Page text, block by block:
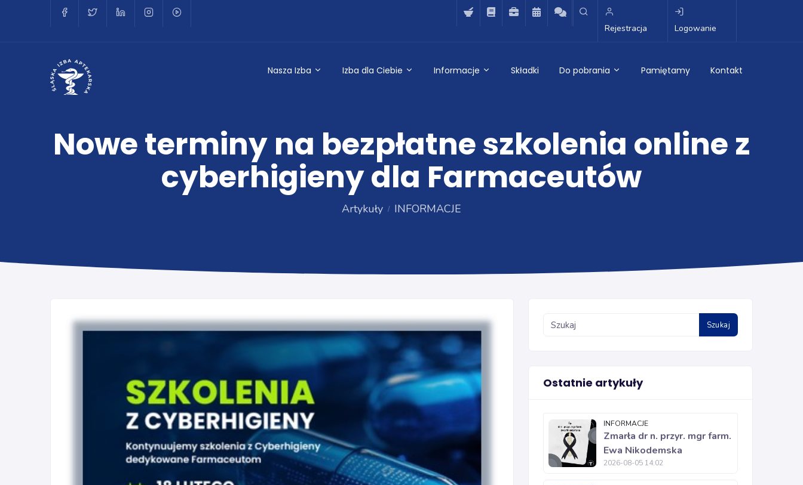
Rejestracja Logowanie
Nasza Izba Izba dla Ciebie Informacje Składki Do pobrania Pamiętamy Kontakt
Nowe terminy na bezpłatne szkolenia online z
cyberhigieny dla Farmaceutów
Artykuły INFORMACJE
Szukaj
Ostatnie artykuły
INFORMACJE
Zmarła dr n. przyr. mgr farm.
Ewa Nikodemska
2026-08-05 14:02